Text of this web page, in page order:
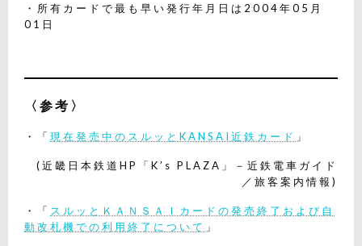
・所有カードで最も早い発行年月日は2004年05月
01日
〈参考〉
・「 現在発売中のスルッとKANSAI近鉄カード 」
(近畿日本鉄道HP「K’s PLAZA」－近鉄電車ガイド
／旅客案内情報)
・「 スルッとＫＡＮＳＡＩカードの発売終了および自
動改札機での利用終了について 」